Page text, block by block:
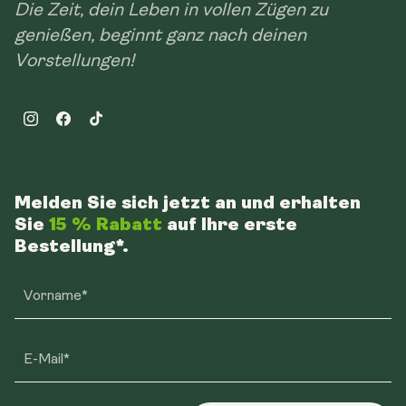
Die Zeit, dein Leben in vollen Zügen zu
genießen, beginnt ganz nach deinen
Vorstellungen!
InstagramFacebookTikTok
Melden Sie sich jetzt an und erhalten
Sie 15 % Rabatt auf Ihre erste
Bestellung*.
Vorname*
E-Mail*